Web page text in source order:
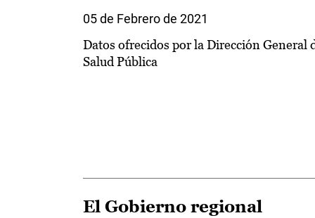
05 de Febrero de 2021
Datos ofrecidos por la Dirección General
Salud Pública
El Gobierno regional